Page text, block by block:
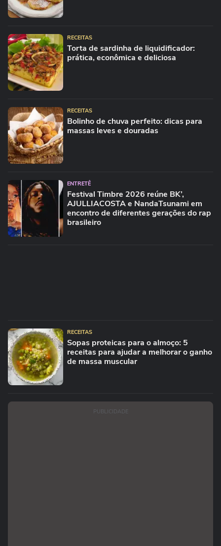
RECEITAS
Torta de sardinha de liquidificador:
prática, econômica e deliciosa
RECEITAS
Bolinho de chuva perfeito: dicas para
massas leves e douradas
ENTRETÊ
Festival Timbre 2026 reúne BK’,
AJULLIACOSTA e NandaTsunami em
encontro de diferentes gerações do rap
brasileiro
RECEITAS
Sopas proteicas para o almoço: 5
receitas para ajudar a melhorar o ganho
de massa muscular
PUBLICIDADE